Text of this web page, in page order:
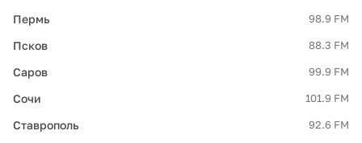
Пермь 98.9 FM
Псков 88.3 FM
Саров 99.9 FM
Сочи 101.9 FM
Ставрополь 92.6 FM